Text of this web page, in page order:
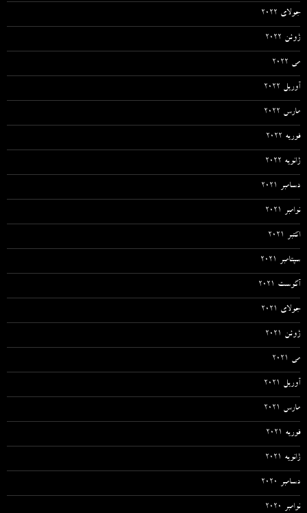
جولای 2022
ژوئن 2022
می 2022
آوریل 2022
مارس 2022
فوریه 2022
ژانویه 2022
دسامبر 2021
نوامبر 2021
اکتبر 2021
سپتامبر 2021
آگوست 2021
جولای 2021
ژوئن 2021
می 2021
آوریل 2021
مارس 2021
فوریه 2021
ژانویه 2021
دسامبر 2020
نوامبر 2020